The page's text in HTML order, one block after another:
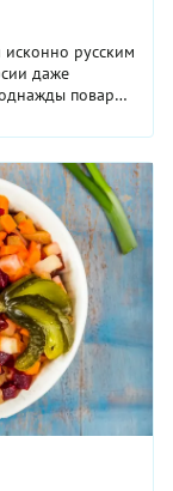
исконно русским
даже
повар